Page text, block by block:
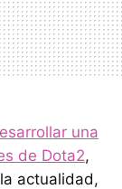
una
de Dota2,
actualidad,